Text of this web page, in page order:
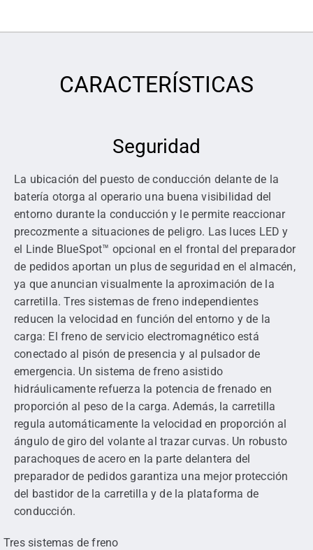
CARACTERÍSTICAS
Seguridad
La ubicación del puesto de conducción delante de la
batería otorga al operario una buena visibilidad del
entorno durante la conducción y le permite reaccionar
precozmente a situaciones de peligro. Las luces LED y
el Linde BlueSpot™ opcional en el frontal del preparador
de pedidos aportan un plus de seguridad en el almacén,
ya que anuncian visualmente la aproximación de la
carretilla. Tres sistemas de freno independientes
reducen la velocidad en función del entorno y de la
carga: El freno de servicio electromagnético está
conectado al pisón de presencia y al pulsador de
emergencia. Un sistema de freno asistido
hidráulicamente refuerza la potencia de frenado en
proporción al peso de la carga. Además, la carretilla
regula automáticamente la velocidad en proporción al
ángulo de giro del volante al trazar curvas. Un robusto
parachoques de acero en la parte delantera del
preparador de pedidos garantiza una mejor protección
del bastidor de la carretilla y de la plataforma de
conducción.
Tres sistemas de freno